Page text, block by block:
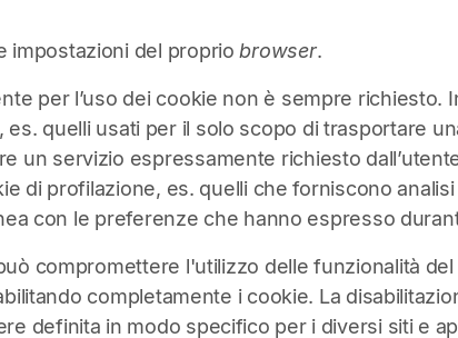
impostazioni del propriobrowser.
per l’uso dei cookie non è sempre richiesto.
quelli usati per il solo scopo di trasportare
servizio espressamente richiesto
di profilazione, es. quelli che forniscono
con le preferenze che hanno espresso
compromettere l'utilizzo delle funzionalità
completamente i cookie. La
definita in modo specifico per i diversi siti e